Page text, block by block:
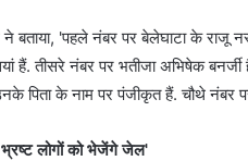
ने बताया, 'पहले नंबर पर बेलेघाटा के राजू
हैं. तीसरे नंबर पर भतीजा अभिषेक
पिता के नाम पर पंजीकृत हैं. चौथे नंबर
लोगों को भेजेंगे जेल'